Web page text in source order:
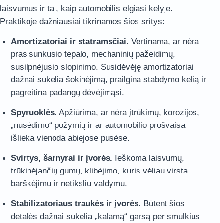
laisvumus ir tai, kaip automobilis elgiasi kelyje.
Praktikoje dažniausiai tikrinamos šios sritys:
Amortizatoriai ir statramsčiai. Vertinama, ar nėra
prasisunkusio tepalo, mechaninių pažeidimų,
susilpnėjusio slopinimo. Susidėvėję amortizatoriai
dažnai sukelia šokinėjimą, prailgina stabdymo kelią ir
pagreitina padangų dėvėjimąsi.
Spyruoklės. Apžiūrima, ar nėra įtrūkimų, korozijos,
„nusėdimo“ požymių ir ar automobilio prošvaisa
išlieka vienoda abiejose pusėse.
Svirtys, šarnyrai ir įvorės. Ieškoma laisvumų,
trūkinėjančių gumų, klibėjimo, kuris vėliau virsta
barškėjimu ir netiksliu valdymu.
Stabilizatoriaus traukės ir įvorės. Būtent šios
detalės dažnai sukelia „kalamą“ garsą per smulkius